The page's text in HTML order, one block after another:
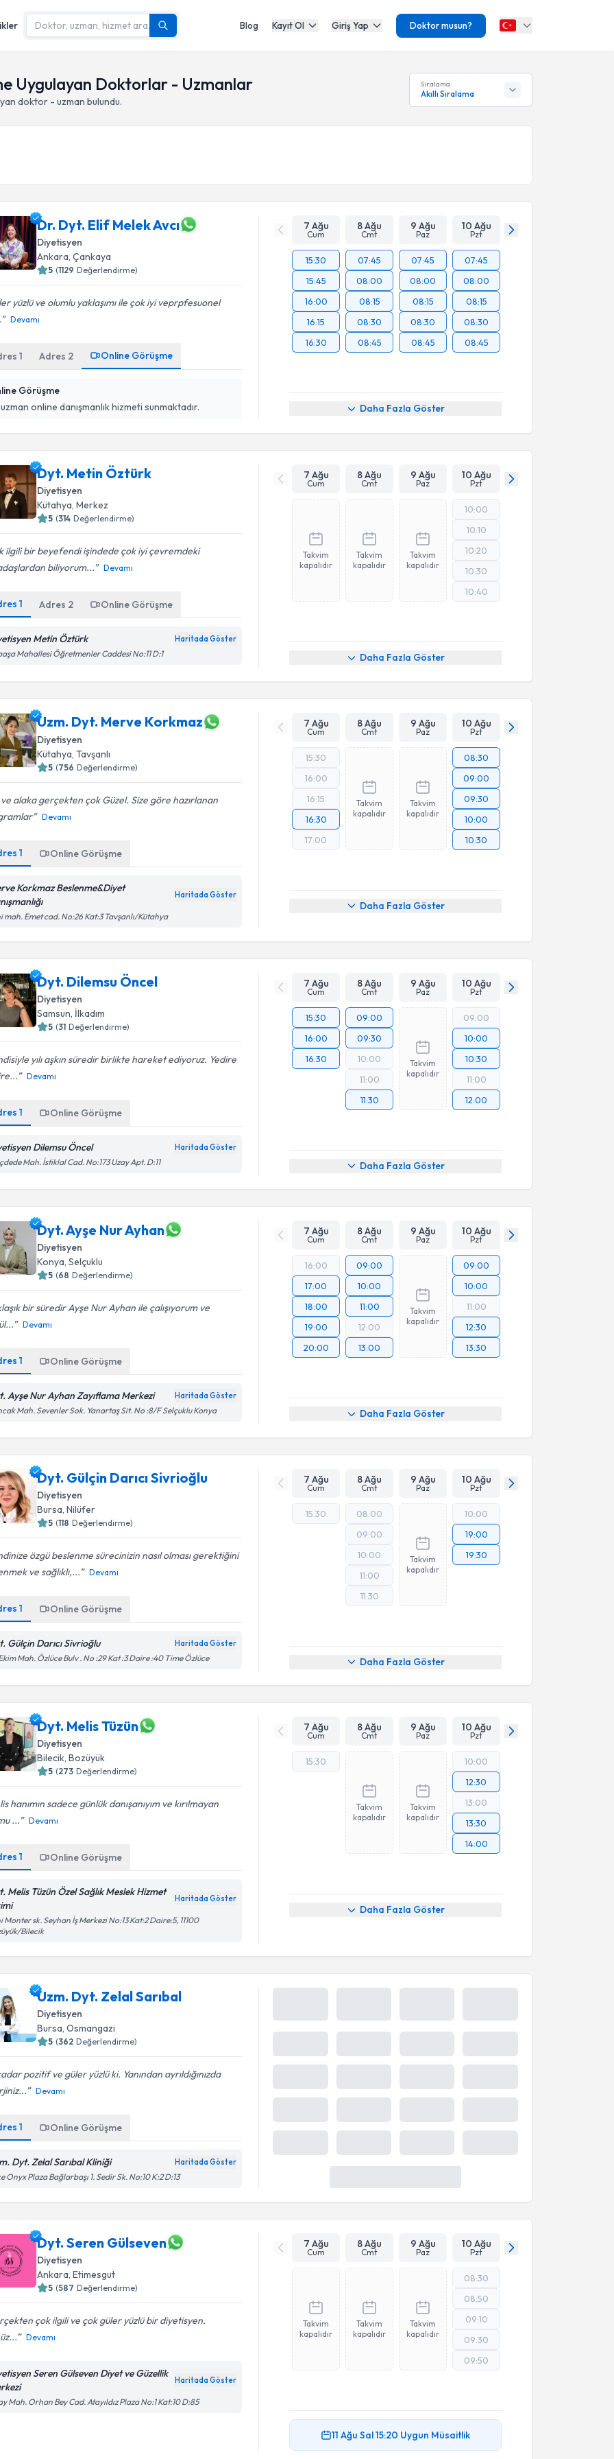
Blog Kayıt Ol Giriş Yap Doktor musun?
Uygulayan Doktorlar - Uzmanlar
doktor - uzman bulundu.
Sıralama
Akıllı Sıralama
Dr. Dyt. Elif Melek Avcı
Diyetisyen
Ankara,Çankaya
5 (1129 Değerlendirme)
yüzlü ve olumlu yaklaşımı ile çok iyi veprpfesuonel
Devamı
1 Adres 2 Online Görüşme
Görüşme
online danışmanlık hizmeti sunmaktadır.
7 Ağu
Cum
8 Ağu
Cmt
9 Ağu
Paz
10 Ağu
Pzt
15:30
15:45
16:00
16:15
16:30
07:45
08:00
08:15
08:30
08:45
07:45
08:00
08:15
08:30
08:45
07:45
08:00
08:15
08:30
08:45
Daha Fazla Göster
Dyt. Metin Öztürk
Diyetisyen
Kütahya,Merkez
5 (314 Değerlendirme)
ilgili bir beyefendi işindede çok iyi çevremdeki
biliyorum...
Devamı
1 Adres 2 Online Görüşme
Metin Öztürk Haritada Göster
Mahallesi Öğretmenler Caddesi No:11 D:1
7 Ağu
Cum
8 Ağu
Cmt
9 Ağu
Paz
10 Ağu
Pzt
Takvim
kapalıdır
Takvim
kapalıdır
Takvim
kapalıdır
10:00
10:10
10:20
10:30
10:40
Daha Fazla Göster
Uzm. Dyt. Merve Korkmaz
Diyetisyen
Kütahya ,Tavşanlı
5 (756 Değerlendirme)
alaka gerçekten çok Güzel. Size göre hazırlanan
Devamı
1 Online Görüşme
Korkmaz Beslenme&Diyet
Haritada Göster
mah. Emet cad. No:26 Kat:3 Tavşanlı/Kütahya
7 Ağu
Cum
8 Ağu
Cmt
9 Ağu
Paz
10 Ağu
Pzt
15:30
16:00
16:15
16:30
17:00
Takvim
kapalıdır
Takvim
kapalıdır
08:30
09:00
09:30
10:00
10:30
Daha Fazla Göster
Dyt. Dilemsu Öncel
Diyetisyen
Samsun İlkadım
5 (31 Değerlendirme)
yılı aşkın süredir birlikte hareket ediyoruz. Yedire
Devamı
1 Online Görüşme
Dilemsu Öncel Haritada Göster
Mah. İstiklal Cad. No:173 Uzay Apt. D:11
7 Ağu
Cum
8 Ağu
Cmt
9 Ağu
Paz
10 Ağu
Pzt
15:30
16:00
16:30
09:00
09:30
10:00
11:00
11:30
Takvim
kapalıdır
09:00
10:00
10:30
11:00
12:00
Daha Fazla Göster
Dyt. Ayşe Nur Ayhan
Diyetisyen
Konya,Selçuklu
5 (68 Değerlendirme)
bir süredir Ayşe Nur Ayhan ile çalışıyorum ve
Devamı
1 Online Görüşme
Ayşe Nur Ayhan Zayıflama Merkezi Haritada Göster
Mah. Sevenler Sok. Yanartaş Sit. No :8/F Selçuklu Konya
7 Ağu
Cum
8 Ağu
Cmt
9 Ağu
Paz
10 Ağu
Pzt
16:00
17:00
18:00
19:00
20:00
09:00
10:00
11:00
12:00
13:00
Takvim
kapalıdır
09:00
10:00
11:00
12:30
13:30
Daha Fazla Göster
Dyt. Gülçin Darıcı Sivrioğlu
Diyetisyen
Bursa ,Nilüfer
5 (118 Değerlendirme)
özgü beslenme sürecinizin nasıl olması gerektiğini
ve sağlıklı,...
Devamı
1 Online Görüşme
Gülçin Darıcı Sivrioğlu Haritada Göster
Mah. Özlüce Bulv . No :29 Kat :3 Daire :40 Time Özlüce
7 Ağu
Cum
8 Ağu
Cmt
9 Ağu
Paz
10 Ağu
Pzt
15:30
08:00
09:00
10:00
11:00
11:30
Takvim
kapalıdır
10:00
19:00
19:30
Daha Fazla Göster
Dyt. Melis Tüzün
Diyetisyen
Bilecik,Bozüyük
5 (273 Değerlendirme)
hanımın sadece günlük danışanıyım ve kırılmayan
...
Devamı
1 Online Görüşme
Melis Tüzün Özel Sağlık Meslek Hizmet
Haritada Göster
Monter sk. Seyhan İş Merkezi No:13 Kat:2 Daire:5, 11100
Bilecik
7 Ağu
Cum
8 Ağu
Cmt
9 Ağu
Paz
10 Ağu
Pzt
15:30
Takvim
kapalıdır
Takvim
kapalıdır
10:00
12:30
13:00
13:30
14:00
Daha Fazla Göster
Uzm. Dyt. Zelal Sarıbal
Diyetisyen
Bursa,Osmangazi
5 (362 Değerlendirme)
pozitif ve güler yüzlü ki. Yanından ayrıldığınızda
Devamı
1 Online Görüşme
Dyt. Zelal Sarıbal Kliniği Haritada Göster
Onyx Plaza Bağlarbaşı 1. Sedir Sk. No:10 K:2 D:13
15:30
09:30
kapalıdır
09:30
21 AğuCum17:00Uygun Müsaitlik
Dyt. Seren Gülseven
Diyetisyen
Ankara, Etimesgut
5 (587 Değerlendirme)
çok ilgili ve çok güler yüzlü bir diyetisyen.
Seren Gülseven Diyet ve Güzellik
Haritada Göster
Cum Cmt Paz Pzt
Takvim
Takvim
Takvim
08:30
08:50
09:10
09:30
11 AğuSal15:20Uygun Müsaitlik